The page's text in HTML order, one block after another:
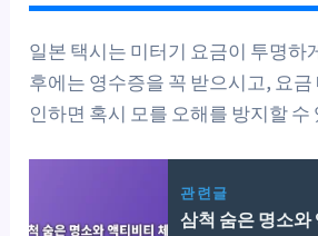
일본 택시는 미터기 요금이 투명하
후에는 영수증을 꼭 받으시고, 요
인하면 혹시 모를 오해를 방지할 수
관련글
삼척 숨은 명소와